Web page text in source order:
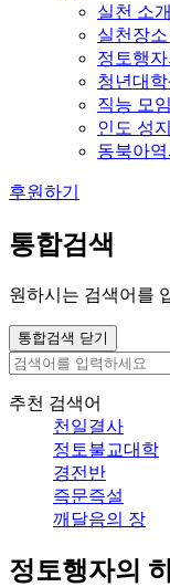
실천 소개
실천장소
정토행
청년대학
직능 모임
인도 성
동북아
후원하기
통합검색
원하시는 검색어를
통합검색 닫기
추천 검색어
천일결사
정토불교대학
경전반
즉문즉설
깨달음의 장
정토행자의